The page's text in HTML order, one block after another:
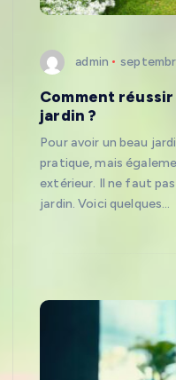
admin
Comment réussir
jardin ?
Pour avoir un beau
pratique, mais
extérieur. Il ne faut
jardin. Voici quelques…